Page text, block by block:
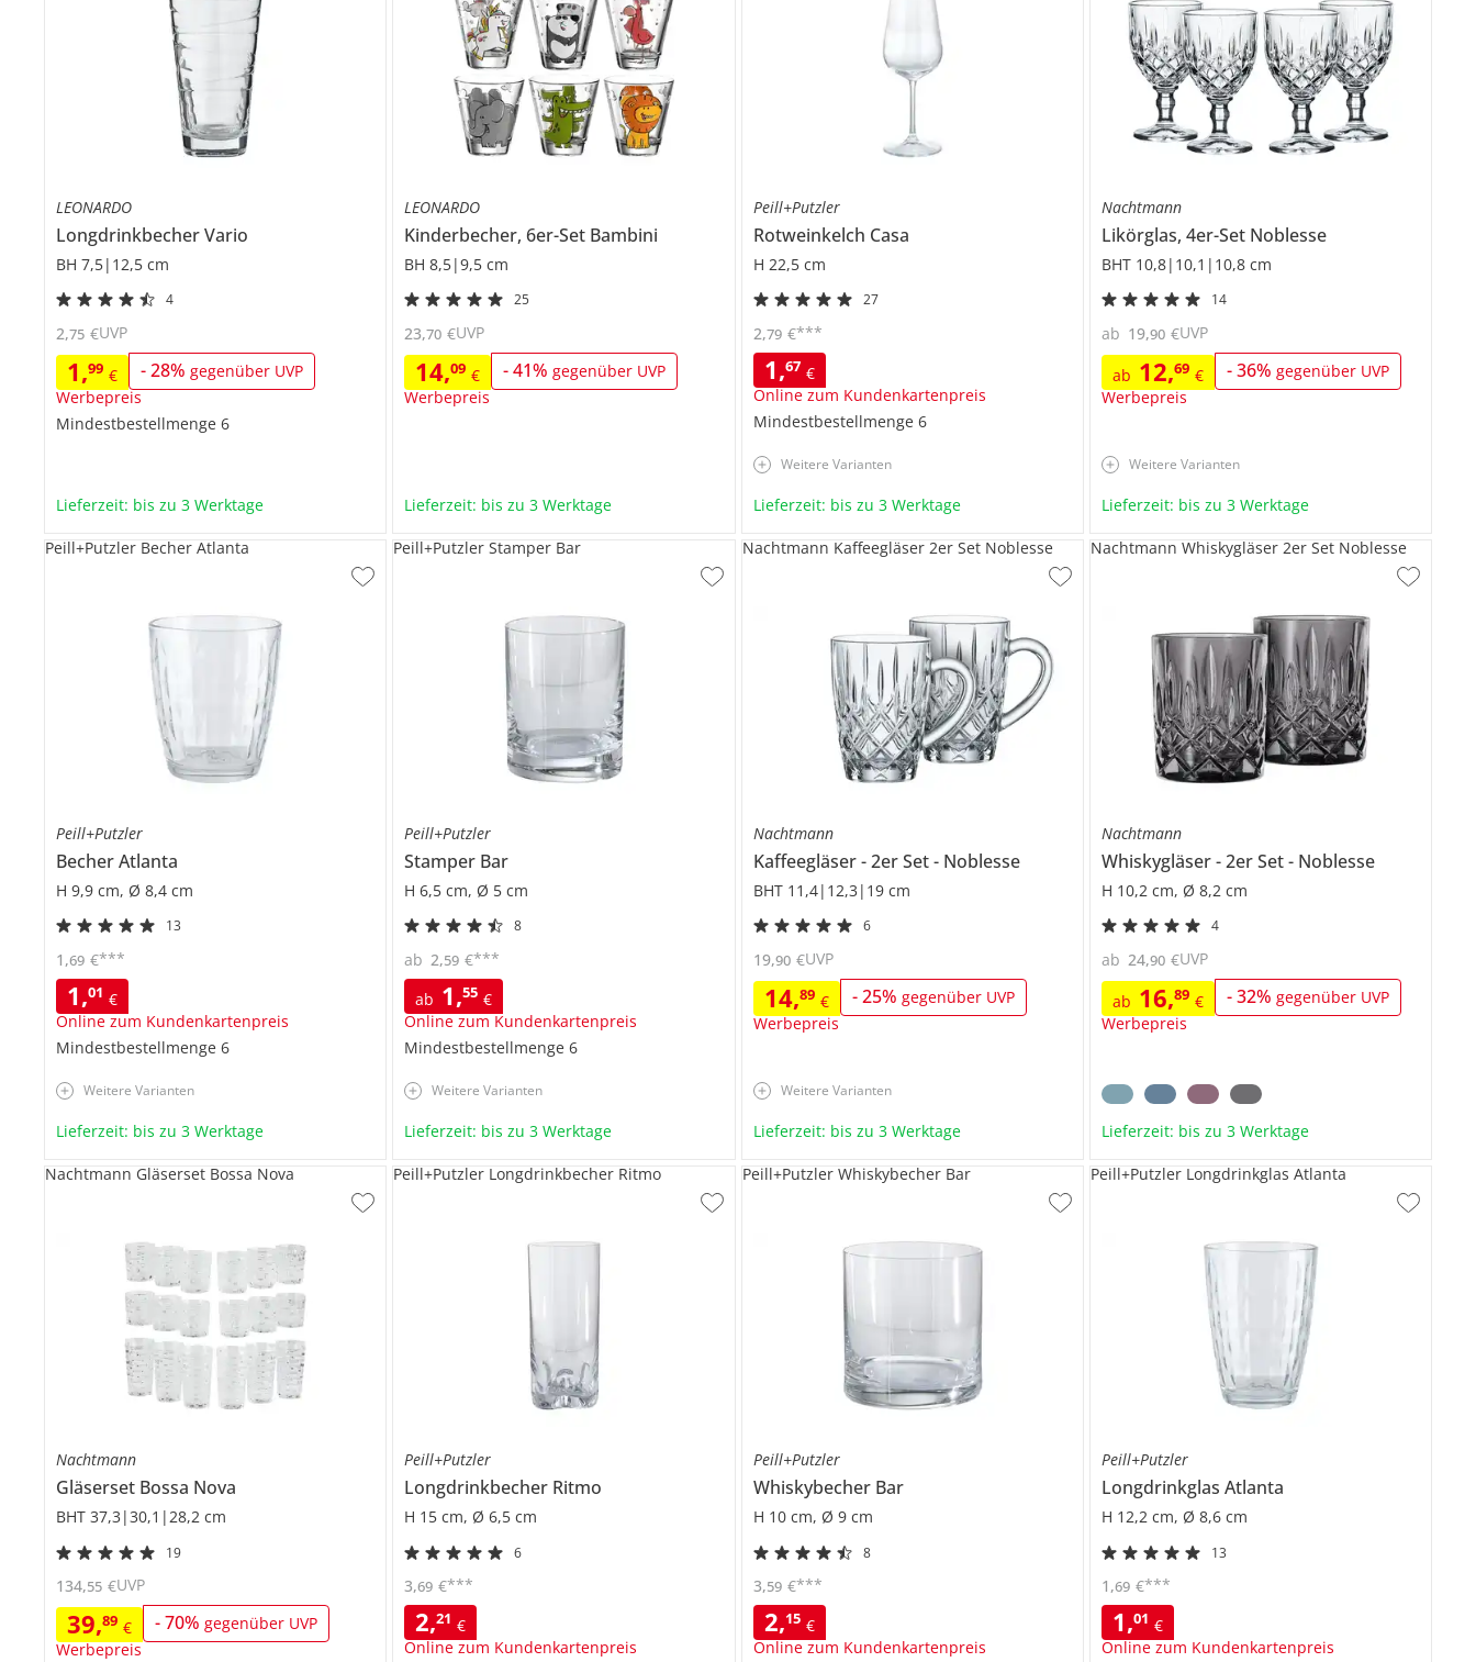
LEONARDO
LongdrinkbecherVario
BH 7,5|12,5 cm
4
1,99 € -28%gegenüber UVP
Werbepreis
2,75 €UVP
Mindestbestellmenge 6
Lieferzeit: bis zu 3 Werktage
LEONARDO
Kinderbecher, 6er-Set Bambini
BH 8,5|9,5 cm
25
14,09 € -41%gegenüber UVP
Werbepreis
23,70 €UVP
Lieferzeit: bis zu 3 Werktage
Peill+Putzler
Rotweinkelch Casa
H 22,5 cm
27
1,67 €
Online zum Kundenkartenpreis
2,79 €***
Mindestbestellmenge 6
Weitere Varianten
Lieferzeit: bis zu 3 Werktage
Nachtmann
Likörglas, 4er-Set Noblesse
BHT 10,8|10,1|10,8 cm
14
ab 12,69 € -36% gegenüber UVP
Werbepreis
ab 19,90 €UVP
Weitere Varianten
Lieferzeit: bis zu 3 Werktage
Peill+Putzler
BecherAtlanta
H 9,9 cm, Ø 8,4 cm
13
1,01 €
Online zum Kundenkartenpreis
1 ,69 €***
Mindestbestellmenge 6
Peill+Putzler Becher Atlanta
Weitere Varianten
Lieferzeit: bis zu 3 Werktage
Peill+Putzler
Stamper Bar
H 6,5 cm, Ø 5 cm
8
ab 1,55 €
Online zum Kundenkartenpreis
ab 2,59 €***
Mindestbestellmenge 6
Peill+Putzler Stamper Bar
Weitere Varianten
Lieferzeit: bis zu 3 Werktage
Nachtmann
Kaffeegläser 2er Set Noblesse
BHT 11,4|12,3|19 cm
6
14,89 € -25% gegenüber UVP
Werbepreis
19,90 €UVP
Nachtmann Kaffeegläser 2er Set Noblesse
Weitere Varianten
Lieferzeit: bis zu 3 Werktage
Nachtmann
Whiskygläser 2er Set Noblesse
H 10,2 cm, Ø 8,2 cm
4
ab 16,89 € -32% gegenüber UVP
Werbepreis
ab 24,90 €UVP
Nachtmann Whiskygläser 2er Set Noblesse
Lieferzeit: bis zu 3 Werktage
Nachtmann
Gläserset Bossa Nova
BHT 37,3|30,1|28,2 cm
19
39,89 € -70%gegenüber UVP
Werbepreis
134,55 €UVP
Nachtmann Gläserset Bossa Nova
Peill+Putzler
Longdrinkbecher Ritmo
H 15 cm, Ø 6,5 cm
6
2,21 €
Online zum Kundenkartenpreis
3,69 €***
Peill+Putzler Longdrinkbecher Ritmo
Peill+Putzler
Whiskybecher Bar
H 10 cm, Ø 9 cm
8
2,15 €
Online zum Kundenkartenpreis
3,59 €***
Peill+Putzler Whiskybecher Bar
Peill+Putzler
Longdrinkglas Atlanta
H 12,2 cm, Ø 8,6 cm
13
1,01 €
Online zum Kundenkartenpreis
1 ,69 €***
Peill+Putzler Longdrinkglas Atlanta